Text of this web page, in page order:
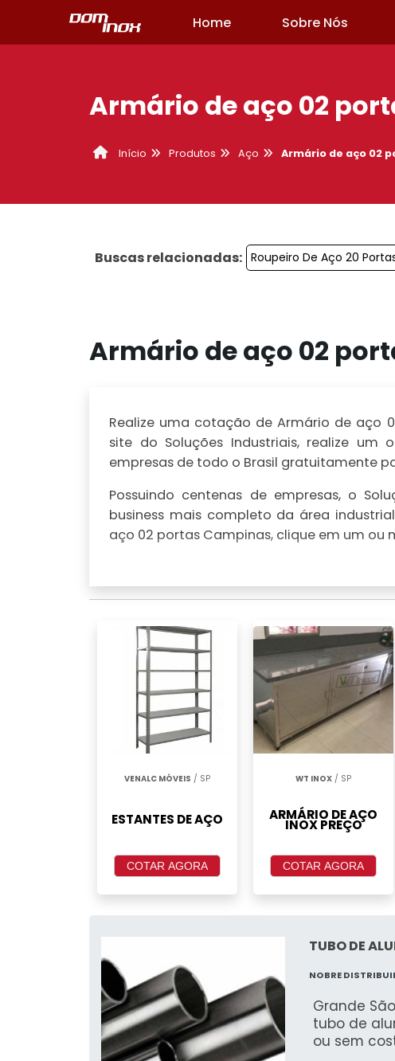
Home Sobre Nós
Armário de aço 02
Início Produtos Aço Armário de aço 02
Buscas relacionadas: Roupeiro De Aço 20
Armário de aço 02
Realize uma cotação de Armário de aço
site do Soluções Industriais, realize um
empresas de todo o Brasil gratuitamente
Possuindo centenas de empresas, o
business mais completo da área
aço 02 portas Campinas, clique em um ou
VENALC MÓVEIS / SP
ESTANTES DE AÇO
COTAR AGORA
WT INOX / SP
ARMÁRIO DE AÇO
INOX PREÇO
COTAR AGORA
TUBO DE
NOBRE
Grande
tubo de
ou sem